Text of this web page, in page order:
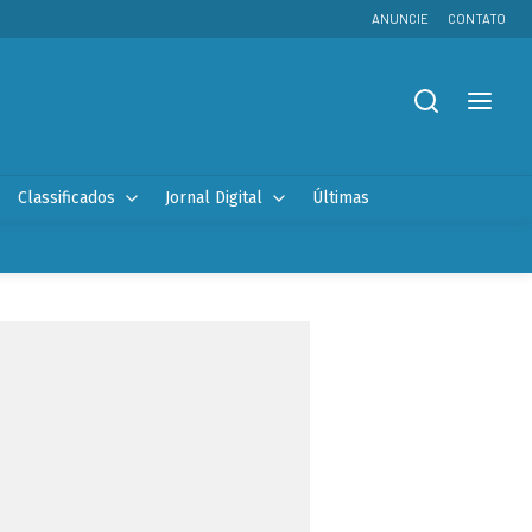
ANUNCIE CONTATO
Classificados Jornal Digital Últimas